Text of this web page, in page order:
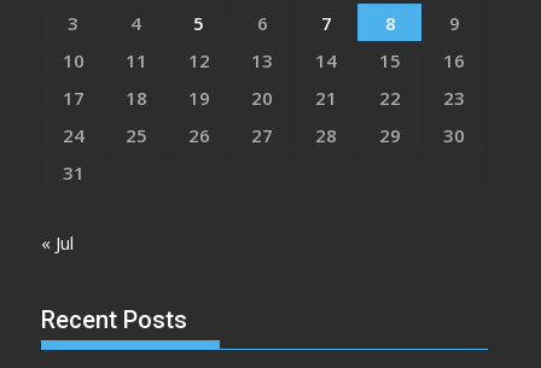
3
4 5 6 7 8
9
10
11 12 13 14 15
16
17
18 19 20 21 22
23
24
25 26 27 28 29
30
31
« Jul
Recent Posts